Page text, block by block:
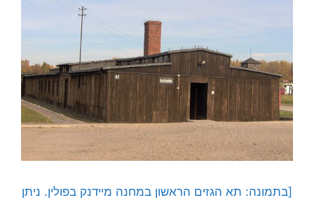
[בתמונה: תא הגזים הראשון במחנה מיידנק בפולין. ניתן